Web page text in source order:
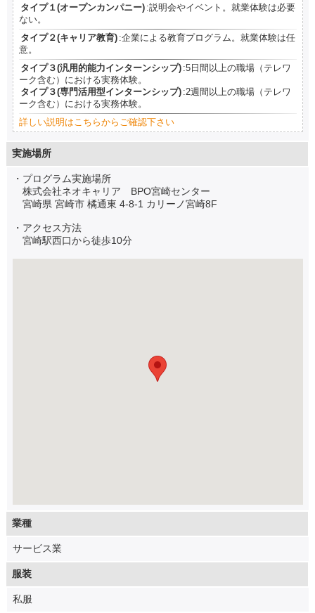
タイプ１(オープンカンパニー) :説明会やイベント。就業体験は必要
ない。
タイプ２(キャリア教育) :企業による教育プログラム。就業体験は任
意。
タイプ３(汎用的能力インターンシップ) :5日間以上の職場（テレワ
ーク含む）における実務体験。
タイプ３(専門活用型インターンシップ) :2週間以上の職場（テレワ
ーク含む）における実務体験。
詳しい説明はこちらからご確認下さい
実施場所
・プログラム実施場所
株式会社ネオキャリア BPO宮崎センター
宮崎県 宮崎市 橘通東 4-8-1 カリーノ宮崎8F
・アクセス方法
宮崎駅西口から徒歩10分
業種
サービス業
服装
私服